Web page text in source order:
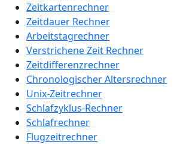
Zeitkartenrechner
Zeitdauer Rechner
Arbeitstagrechner
Verstrichene Zeit Rechner
Zeitdifferenzrechner
Chronologischer Altersrechner
Unix-Zeitrechner
Schlafzyklus-Rechner
Schlafrechner
Flugzeitrechner